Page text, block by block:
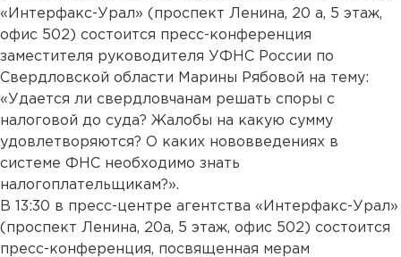
«Интерфакс-Урал» (проспект Ленина, 20 а, 5 этаж,
офис 502) состоится пресс-конференция
заместителя руководителя УФНС России по
Свердловской области Марины Рябовой на тему:
«Удается ли свердловчанам решать споры с
налоговой до суда? Жалобы на какую сумму
удовлетворяются? О каких нововведениях в
системе ФНС необходимо знать
налогоплательщикам?».
В 13:30 в пресс-центре агентства «Интерфакс-Урал»
(проспект Ленина, 20а, 5 этаж, офис 502) состоится
пресс-конференция, посвященная мерам